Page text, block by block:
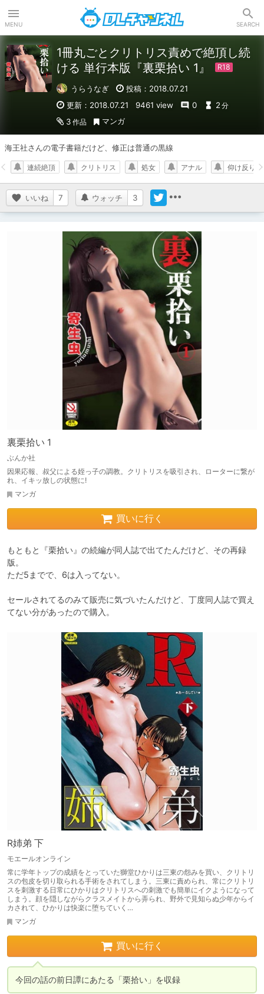
MENU SEARCH
1冊丸ごとクリトリス責めで絶頂し続
ける 単行本版『裏栗拾い 1』
うらうなぎ
投稿：2018.07.21
更新：2018.07.21
9461 view 0 2 分
3 作品 マンガ
海王社さんの電子書籍だけど、修正は普通の黒線
いいね 7 ウォッチ 3
連続絶頂 クリトリス 処女 アナル 仰け反り
裏栗拾い 1
ぶんか社
因果応報、叔父による姪っ子の調教。クリトリスを吸引され、ローターに繋が
れ、イキッ放しの状態に!
マンガ
買いに行く
もともと『栗拾い』の続編が同人誌で出てたんだけど、その再録
版。
ただ5までで、6は入ってない。
セールされてるのみて販売に気づいたんだけど、丁度同人誌で買え
てない分があったので購入。
R姉弟 下
モエールオンライン
常に学年トップの成績をとっていた獅堂ひかりは三東の怨みを買い、クリトリ
スの包皮を切り取られる手術をされてしまう。三東に責められ、常にクリトリ
スを刺激する日常にひかりはクリトリスへの刺激でも簡単にイクようになって
しまう。顔を隠しながらクラスメイトから弄られ、野外で見知らぬ少年からイ
カされて、ひかりは快楽に堕ちていく…
マンガ
買いに行く
今回の話の前日譚にあたる「栗拾い」を収録